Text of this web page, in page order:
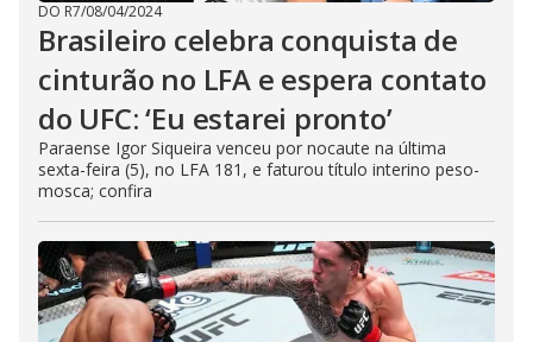
DO R7/08/04/2024
Brasileiro celebra conquista de
cinturão no LFA e espera contato
do UFC: ‘Eu estarei pronto’
Paraense Igor Siqueira venceu por nocaute na última
sexta-feira (5), no LFA 181, e faturou título interino peso-
mosca; confira